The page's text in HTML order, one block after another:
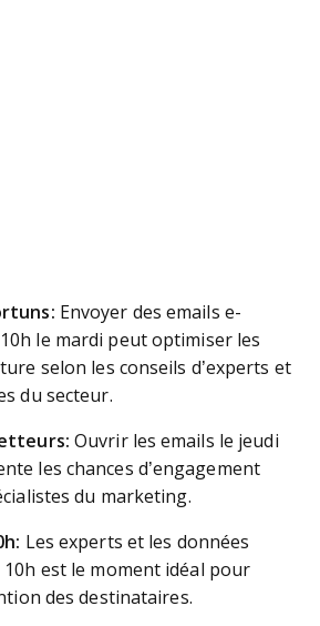
Envoyer des emails e-
le mardi peut optimiser les
selon les conseils d’experts et
du secteur.
Ouvrir les emails le jeudi
les chances d’engagement
du marketing.
Les experts et les données
10h est le moment idéal pour
des destinataires.